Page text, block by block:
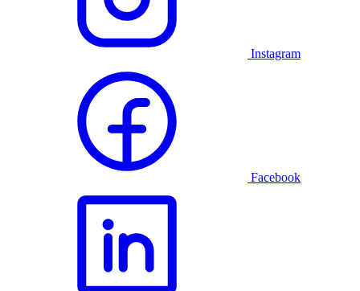
Instagram
Facebook